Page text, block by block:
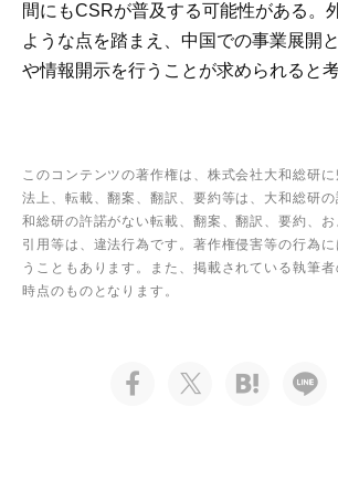
間にもCSRが普及する可能性がある。
ような点を踏まえ、中国での事業展開
や情報開示を行うことが求められると考
このコンテンツの著作権は、株式会社大和総研
法上、転載、翻案、翻訳、要約等は、大和総研
和総研の許諾がない転載、翻案、翻訳、要約、
引用等は、違法行為です。著作権侵害等の行為
うこともあります。また、掲載されている執筆
時点のものとなります。